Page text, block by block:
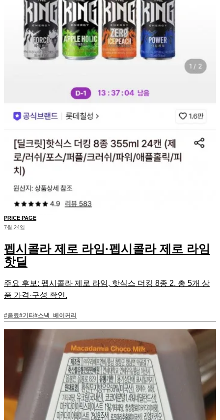
PRICE PAGE
7월 24일
펩시콜라 제로 라임·펩시콜라 제로 라임
핫딜
주요 후보: 펩시콜라 제로 라임, 핫식스 더킹 8종 2. 총 5개 상
품 가격·구성 확인.
#음료#기타#스낵_베이커리